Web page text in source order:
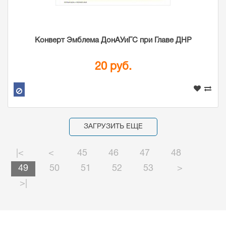
Конверт Эмблема ДонАУиГС при Главе ДНР
20 руб.
ЗАГРУЗИТЬ ЕЩЕ
|< < 45 46 47
48
49
50 51 52 53
>
>|